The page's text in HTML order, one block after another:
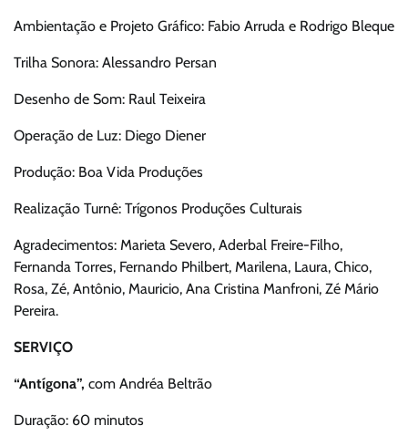
Ambientação e Projeto Gráfico: Fabio Arruda e Rodrigo Bleque
Trilha Sonora: Alessandro Persan
Desenho de Som: Raul Teixeira
Operação de Luz: Diego Diener
Produção: Boa Vida Produções
Realização Turnê: Trígonos Produções Culturais
Agradecimentos: Marieta Severo, Aderbal Freire-Filho,
Fernanda Torres, Fernando Philbert, Marilena, Laura, Chico,
Rosa, Zé, Antônio, Mauricio, Ana Cristina Manfroni, Zé Mário
Pereira.
SERVIÇO
“Antígona”, com Andréa Beltrão
Duração: 60 minutos